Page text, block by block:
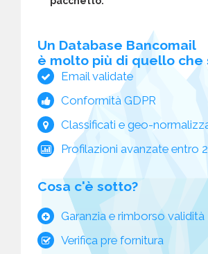
Un Database Bancomail
è molto più di quello che
Email validate
Conformità GDPR
Classificati e geo-
Profilazioni avanzate entro
Cosa c'è sotto?
Garanzia e rimborso validità
Verifica pre fornitura